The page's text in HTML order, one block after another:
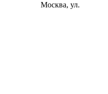
Москва, ул.